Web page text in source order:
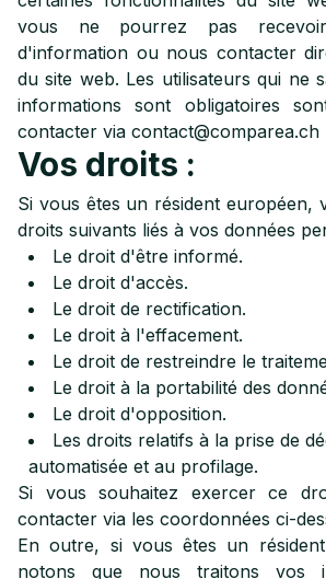
vous ne pourrez pas
d'information ou nous contacter
du site web. Les utilisateurs qui ne
informations sont obligatoires
contacter via contact@comparea.ch
Vos droits :
Si vous êtes un résident européen,
droits suivants liés à vos données
Le droit d'être informé.
Le droit d'accès.
Le droit de rectification.
Le droit à l'effacement.
Le droit de restreindre le
Le droit à la portabilité des
Le droit d'opposition.
Les droits relatifs à la prise de
automatisée et au profilage.
Si vous souhaitez exercer ce
contacter via les coordonnées ci-
En outre, si vous êtes un
notons que nous traitons vos